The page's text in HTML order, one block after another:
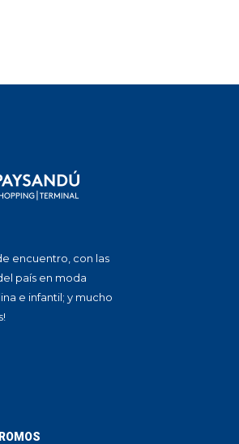
encuentro, con las
país en moda
e infantil; y mucho